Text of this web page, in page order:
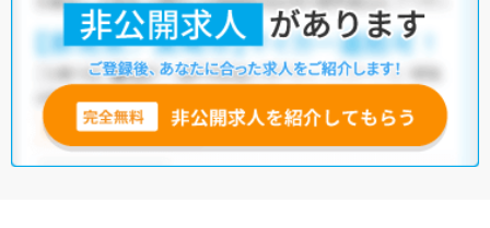
・クリニック・介護福祉施設 ・訪問リハビリ(在宅医療)・
リハビリ
・保育園
他の条件でも人気の求人がございますので、「こだわり条件」から検索
いただくか、お気軽にお問い合わせください。
全国の作業療法士求人
から検索いただくことも可能です。
無料転職支援サービスにお申し込みいただくと、ご希望条件をヒアリン